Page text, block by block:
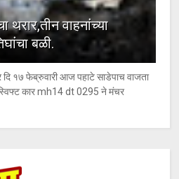
थरार,तीन वाहनांच्या
बळी.
दि १७ फेब्रुवारी आज पहाटे साडेपाच वाजता
कार mh14 dt 0295 ने मंचर